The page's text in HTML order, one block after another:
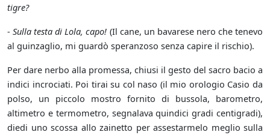
tigre?
-Sulla testa di Lola, capo! (Il cane, un bavarese nero che tenevo
al guinzaglio, mi guardò speranzoso senza capire il rischio).
Per dare nerbo alla promessa, chiusi il gesto del sacro bacio a
indici incrociati. Poi tirai su col naso (il mio orologio Casio da
polso, un piccolo mostro fornito di bussola, barometro,
altimetro e termometro, segnalava quindici gradi centigradi),
diedi uno scossa allo zainetto per assestarmelo meglio sulla